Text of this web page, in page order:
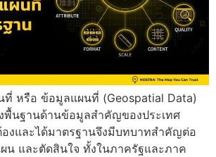
ที่ หรือ ข้อมูลแผนที่ (Geospatial Data)
พื้นฐานด้านข้อมูลสำคัญของประเทศ
งและได้มาตรฐานจึงมีบทบาทสำคัญต่อ
ผน และตัดสินใจ ทั้งในภาครัฐและภาค